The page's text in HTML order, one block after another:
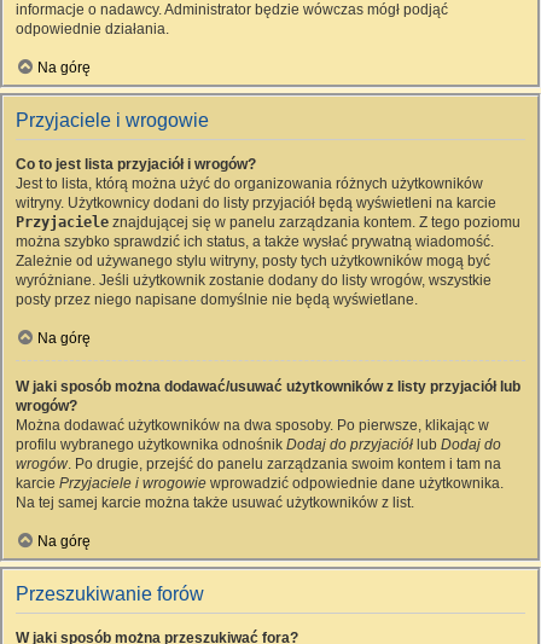
informacje o nadawcy. Administrator będzie wówczas mógł podjąć
odpowiednie działania.
Na górę
Przyjaciele i wrogowie
Co to jest lista przyjaciół i wrogów?
Jest to lista, którą można użyć do organizowania różnych użytkowników
witryny. Użytkownicy dodani do listy przyjaciół będą wyświetleni na karcie
Przyjaciele znajdującej się w panelu zarządzania kontem. Z tego poziomu
można szybko sprawdzić ich status, a także wysłać prywatną wiadomość.
Zależnie od używanego stylu witryny, posty tych użytkowników mogą być
wyróżniane. Jeśli użytkownik zostanie dodany do listy wrogów, wszystkie
posty przez niego napisane domyślnie nie będą wyświetlane.
Na górę
W jaki sposób można dodawać/usuwać użytkowników z listy przyjaciół lub
wrogów?
Można dodawać użytkowników na dwa sposoby. Po pierwsze, klikając w
profilu wybranego użytkownika odnośnik Dodaj do przyjaciół lub Dodaj do
wrogów. Po drugie, przejść do panelu zarządzania swoim kontem i tam na
karcie Przyjaciele i wrogowie wprowadzić odpowiednie dane użytkownika.
Na tej samej karcie można także usuwać użytkowników z list.
Na górę
Przeszukiwanie forów
W jaki sposób można przeszukiwać fora?